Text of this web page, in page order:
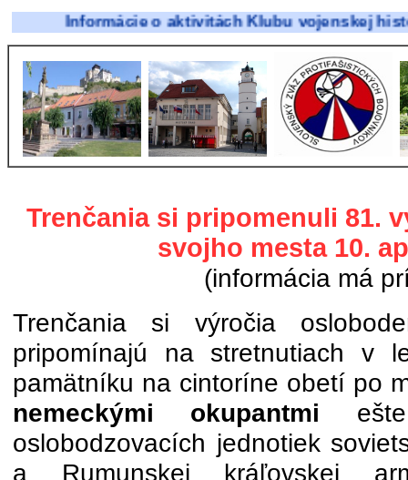
Informácie o aktivitách Klubu vojenskej
Trenčania si pripomenuli 81.
svojho mesta 10.
(informácia má
Trenčania si výročia
pripomínajú na stretnutiach v
pamätníku na cintoríne obetí po
nemeckými okupantmi ešte
oslobodzovacích jednotiek
a Rumunskej kráľovskej